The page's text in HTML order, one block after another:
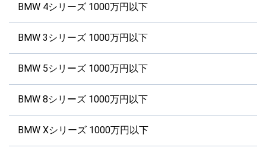
BMW 4シリーズ 1000万円以下
BMW 3シリーズ 1000万円以下
BMW 5シリーズ 1000万円以下
BMW 8シリーズ 1000万円以下
BMW Xシリーズ 1000万円以下